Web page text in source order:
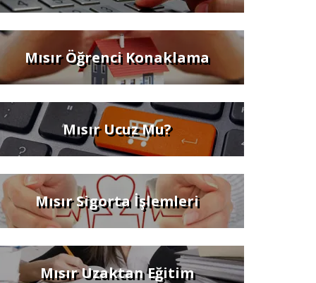
Mısır Öğrenci Konaklama
Mısır Ucuz Mu?
Mısır Sigorta İşlemleri
Mısır Uzaktan Eğitim